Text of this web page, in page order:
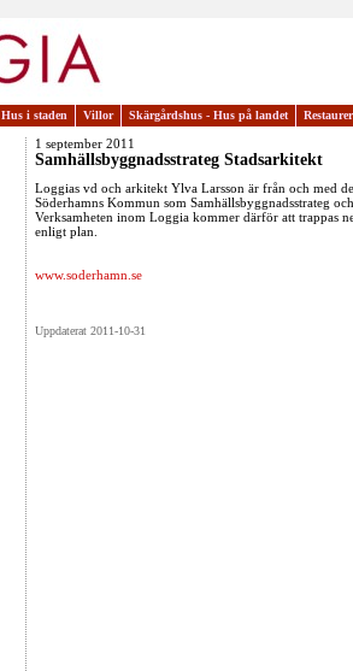
Hus i staden Villor Skärgårdshus - Hus på landet
1 september 2011
Samhällsbyggnadsstrateg Stadsarkitekt
Loggias vd och arkitekt Ylva Larsson är från och med
Söderhamns Kommun som Samhällsbyggnadsstrateg
Verksamheten inom Loggia kommer därför att trappas
enligt plan.
www.soderhamn.se
Uppdaterat 2011-10-31